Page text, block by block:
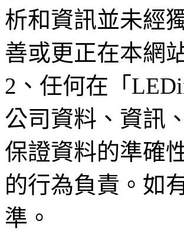
析和資訊並未經
善或更正在本網
2、任何在「
公司資料、資訊
保證資料的準確
的行為負責。如
準。